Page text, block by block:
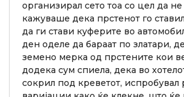
организирал сето тоа со цел да
кажуваше дека прстенот го
да ги стави куферите во
ден оделе да бараат по златари,
земено мерка од прстените кои
додека сум спиела, дека во хотелот
сокрил под креветот, испробувал